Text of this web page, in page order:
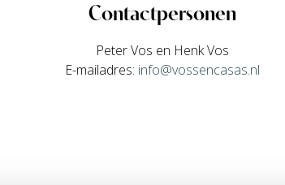
Contactpersonen
Peter Vos en Henk Vos
E-mailadres: info@vossencasas.nl